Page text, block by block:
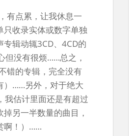
有点累，让我休息一
收录实体或数字单独
辑动辄3CD、4CD的
但没有很烦……总之，
错的专辑，完全没有
）……另外，对于绝大
我估计里面还是有超过
另一半数量的曲目，
啊！）……